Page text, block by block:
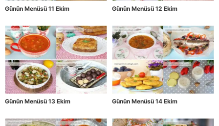
Günün Menüsü 11 Ekim Günün Menüsü 12 Ekim
Günün Menüsü 13 Ekim Günün Menüsü 14 Ekim